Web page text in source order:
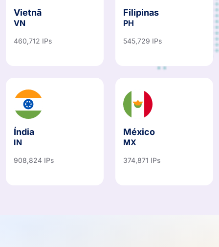
Vietnã
VN
Filipinas
PH
Índia
IN
México
MX